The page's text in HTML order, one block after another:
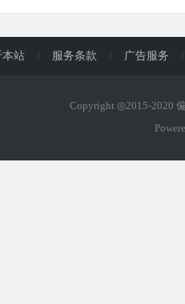
本站 / 服务条款 / 广告服务 /
Copyright ◎2015-2020